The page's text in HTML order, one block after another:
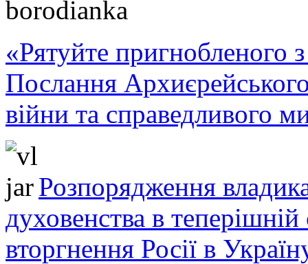
«Рятуйте пригнобленого
Послання
війни та справедливого
Розпорядження
духовенства в теперішній
вторгнення Росії в